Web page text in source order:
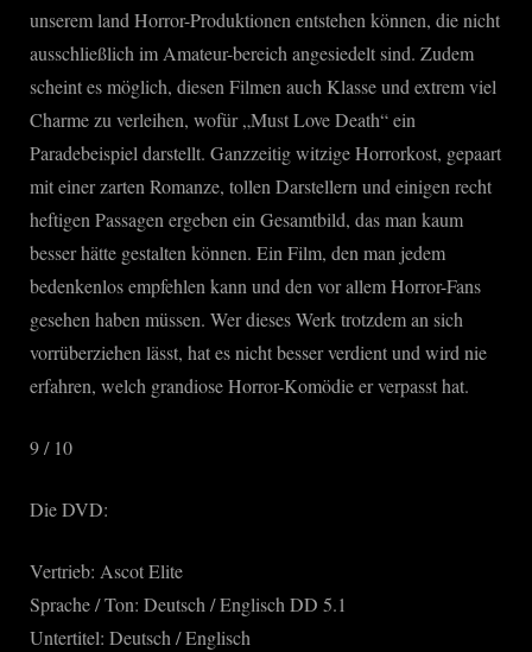
unserem land Horror-Produktionen entstehen können, die nicht
ausschließlich im Amateur-bereich angesiedelt sind. Zudem
scheint es möglich, diesen Filmen auch Klasse und extrem viel
Charme zu verleihen, wofür „Must Love Death“ ein
Paradebeispiel darstellt. Ganzzeitig witzige Horrorkost, gepaart
mit einer zarten Romanze, tollen Darstellern und einigen recht
heftigen Passagen ergeben ein Gesamtbild, das man kaum
besser hätte gestalten können. Ein Film, den man jedem
bedenkenlos empfehlen kann und den vor allem Horror-Fans
gesehen haben müssen. Wer dieses Werk trotzdem an sich
vorrüberziehen lässt, hat es nicht besser verdient und wird nie
erfahren, welch grandiose Horror-Komödie er verpasst hat.
9 / 10
Die DVD:
Vertrieb: Ascot Elite
Sprache / Ton: Deutsch / Englisch DD 5.1
Untertitel: Deutsch / Englisch